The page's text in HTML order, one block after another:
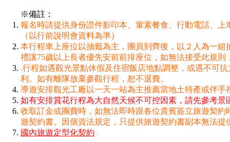
※備註：
報名時請提供身份證件影印本、葷素餐食、行動電話、
（以行前說明會資料為準）
本行程車上座位以抽籤為主，團員到齊後，以２人為一
禮讓75歲以上長者優先安前前排座位，如無法接受此規則
.行程如遇觀光景點休假及住宿飯店地點調整，或遇不可
利。如有離隊放棄參觀行程，恕不退費。
導遊安排觀光工廠以一天一站為主推薦當地土特產或伴
如有安排賞花行程為大自然天候不可控因素，請先參考
收取訂金或團費時，如無法即時跟各位貴賓簽立旅遊契
遊契約書。因個資法規定，只提供旅遊契約書副本無法
國內旅遊定型化契約